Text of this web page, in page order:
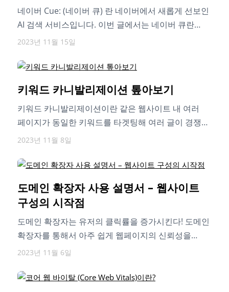
네이버 Cue: (네이버 큐) 란 네이버에서 새롭게 선보인
AI 검색 서비스입니다. 이번 글에서는 네이버 큐란
어떤 서비스인지, 기능…
2023년 11월 15일
키워드 카니발리제이션 톺아보기
키워드 카니발리제이션이란 같은 웹사이트 내 여러
페이지가 동일한 키워드를 타겟팅해 여러 글이 경쟁할
때 발생합니다. 이번 글에서는 키워드…
2023년 11월 8일
도메인 확장자 사용 설명서 – 웹사이트
구성의 시작점
도메인 확장자는 유저의 클릭률을 증가시킨다! 도메인
확장자를 통해서 아주 쉽게 웹페이지의 신뢰성을
높이고 브랜드 친숙도를 높일 수 있는…
2023년 11월 6일